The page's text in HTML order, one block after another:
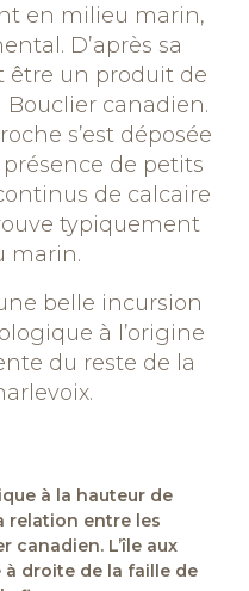
en milieu marin,
D’après sa
être un produit de
Bouclier canadien.
s’est déposée
de petits
de calcaire
typiquement
marin.
belle incursion
à l’origine
du reste de la
à la hauteur de
relation entre les
canadien. L’île aux
à droite de la faille de